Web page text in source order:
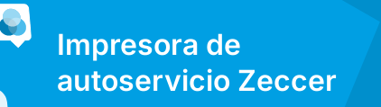
Impresora de
autoservicio Zeccer